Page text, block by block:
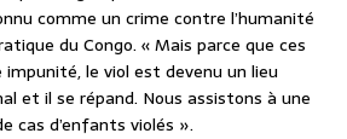
comme un crime contre l’humanité
du Congo. « Mais parce que ces
le viol est devenu un lieu
et il se répand. Nous assistons à une
cas d’enfants violés ».